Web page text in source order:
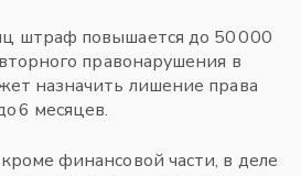
штраф повышается до 50 000
правонарушения в
назначить лишение права
6 месяцев.
финансовой части, в деле